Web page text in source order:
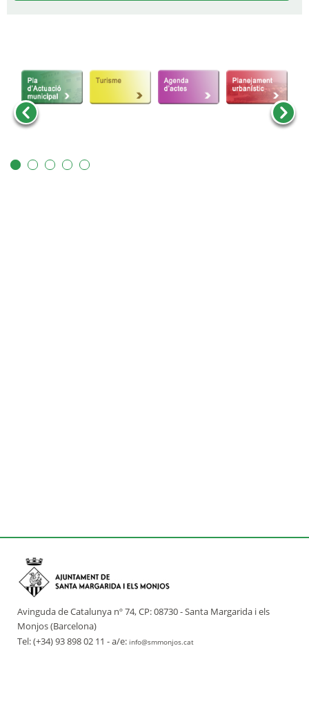
Avinguda de Catalunya nº 74, CP: 08730 - Santa Margarida i els
Monjos (Barcelona)
Tel: (+34) 93 898 02 11 - a/e: info@smmonjos.cat